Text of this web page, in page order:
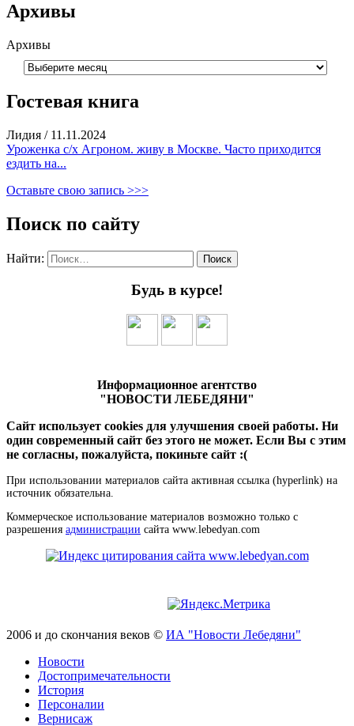
Архивы
Архивы
Гостевая книга
Лидия / 11.11.2024
Уроженка с/х Агроном. живу в Москве. Часто приходится
ездить на...
Оставьте свою запись >>>
Поиск по сайту
Найти:
Будь в курсе!
Информационное агентство
"НОВОСТИ ЛЕБЕДЯНИ"
Сайт использует cookies для улучшения своей работы. Ни
один современный сайт без этого не может. Если Вы с этим
не согласны, пожалуйста, покиньте сайт :(
При использовании материалов сайта активная ссылка (hyperlink) на
источник обязательна.
Коммерческое использование материалов возможно только с
разрешения администрации сайта www.lebedyan.com
2006 и до скончания веков © ИА "Новости Лебедяни"
Новости
Достопримечательности
История
Персоналии
Вернисаж